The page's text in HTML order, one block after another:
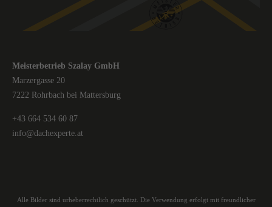
Meisterbetrieb Szalay GmbH
Marzergasse 20
7222 Rohrbach bei Mattersburg
+43 664 534 60 87
info@dachexperte.at
Alle Bilder sind urheberrechtlich geschützt. Die Verwendung erfolgt mit freundlicher